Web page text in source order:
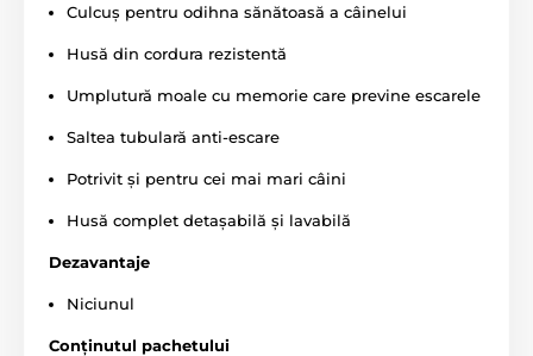
varia ușor, cu maximum 2 - 4 cm.)
Specificațiile tehnice pot fi modificate fără o notificare
Paturi și culcușuri pentru câini
Pentru câini mici
Culcuș pentru odihna sănătoasă a câinelui
Husă din cordura rezistentă
Umplutură moale cu memorie care previne escarele
Saltea tubulară anti-escare
Potrivit și pentru cei mai mari câini
Husă complet detașabilă și lavabilă
Dezavantaje
Niciunul
Conținutul pachetului